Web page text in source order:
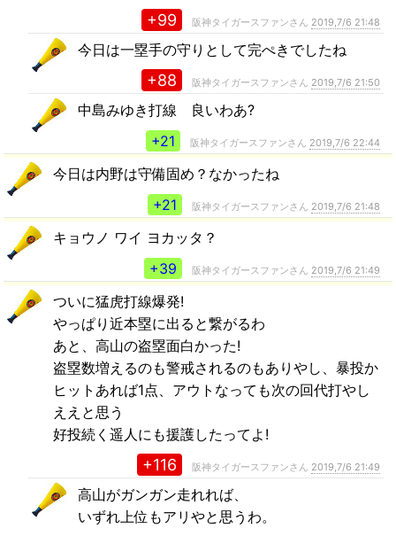
+99 阪神タイガースファンさん 2019,7/6 21:48
今日は一塁手の守りとして完ぺきでしたね
+88 阪神タイガースファンさん 2019,7/6 21:50
中島みゆき打線 良いわあ?
+21
阪神タイガースファンさん 2019,7/6 22:44
今日は内野は守備固め？なかったね
+21
阪神タイガースファンさん 2019,7/6 21:48
キョウノ ワイ ヨカッタ？
+39
阪神タイガースファンさん 2019,7/6 21:49
ついに猛虎打線爆発!
やっぱり近本塁に出ると繋がるわ
あと、高山の盗塁面白かった!
盗塁数増えるのも警戒されるのもありやし、暴投か
ヒットあれば1点、アウトなっても次の回代打やし
ええと思う
好投続く遥人にも援護したってよ!
+116 阪神タイガースファンさん 2019,7/6 21:49
高山がガンガン走れれば、
いずれ上位もアリやと思うわ。